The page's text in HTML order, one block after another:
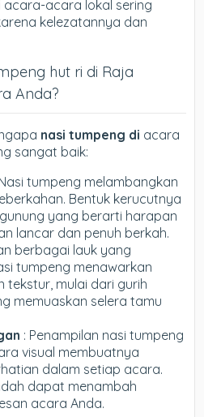
acara-acara lokal sering
kelezatannya dan
hut ri di Raja
Anda?
nasi tumpeng di acara
sangat baik:
tumpeng melambangkan
Bentuk kerucutnya
yang berarti harapan
lancar dan penuh berkah.
berbagai lauk yang
tumpeng menawarkan
tekstur, mulai dari gurih
memuaskan selera tamu
: Penampilan nasi tumpeng
visual membuatnya
dalam setiap acara.
dapat menambah
acara Anda.